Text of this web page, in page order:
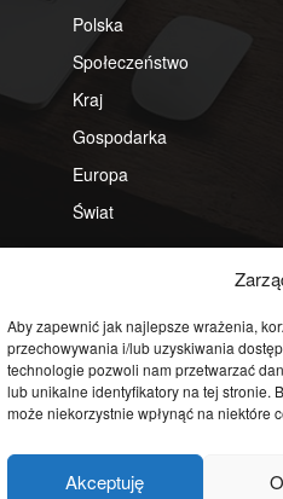
Aby zapewnić jak najlepsze wrażenia,
przechowywania i/lub uzyskiwania
technologie pozwoli nam przetwarzać
lub unikalne identyfikatory na tej stronie.
może niekorzystnie wpłynąć na niektóre
Akceptuję
Polska
Społeczeństwo
Kraj
Gospodarka
Europa
Świat